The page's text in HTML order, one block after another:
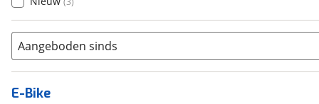
Aangeboden sinds
E-Bike